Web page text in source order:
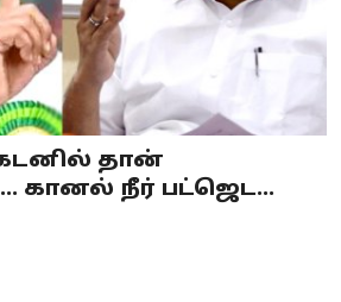
தான்
கானல் நீர் பட்ஜெட...